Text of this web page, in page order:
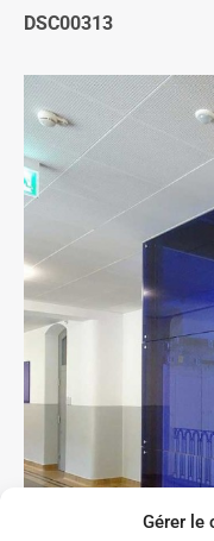
Gérer le
DSC00313